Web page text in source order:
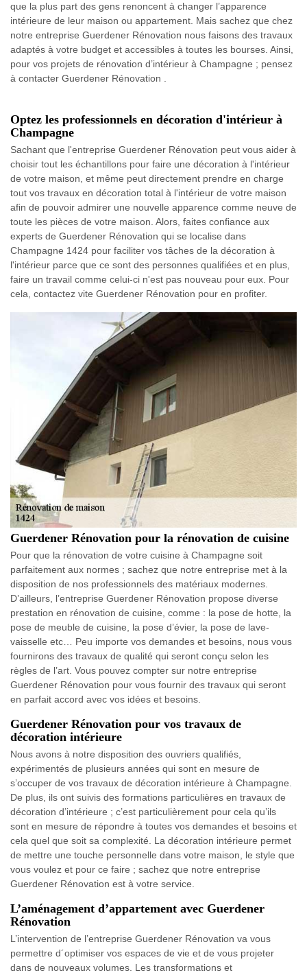
que la plus part des gens renoncent à changer l’apparence
intérieure de leur maison ou appartement. Mais sachez que chez
notre entreprise Guerdener Rénovation nous faisons des travaux
adaptés à votre budget et accessibles à toutes les bourses. Ainsi,
pour vos projets de rénovation d’intérieur à Champagne ; pensez
à contacter Guerdener Rénovation .
Optez les professionnels en décoration d'intérieur à
Champagne
Sachant que l'entreprise Guerdener Rénovation peut vous aider à
choisir tout les échantillons pour faire une décoration à l'intérieur
de votre maison, et même peut directement prendre en charge
tout vos travaux en décoration total à l'intérieur de votre maison
afin de pouvoir admirer une nouvelle apparence comme neuve de
toute les pièces de votre maison. Alors, faites confiance aux
experts de Guerdener Rénovation qui se localise dans
Champagne 1424 pour faciliter vos tâches de la décoration à
l'intérieur parce que ce sont des personnes qualifiées et en plus,
faire un travail comme celui-ci n'est pas nouveau pour eux. Pour
cela, contactez vite Guerdener Rénovation pour en profiter.
Guerdener Rénovation pour la rénovation de cuisine
Pour que la rénovation de votre cuisine à Champagne soit
parfaitement aux normes ; sachez que notre entreprise met à la
disposition de nos professionnels des matériaux modernes.
D’ailleurs, l’entreprise Guerdener Rénovation propose diverse
prestation en rénovation de cuisine, comme : la pose de hotte, la
pose de meuble de cuisine, la pose d’évier, la pose de lave-
vaisselle etc… Peu importe vos demandes et besoins, nous vous
fournirons des travaux de qualité qui seront conçu selon les
règles de l’art. Vous pouvez compter sur notre entreprise
Guerdener Rénovation pour vous fournir des travaux qui seront
en parfait accord avec vos idées et besoins.
Guerdener Rénovation pour vos travaux de
décoration intérieure
Nous avons à notre disposition des ouvriers qualifiés,
expérimentés de plusieurs années qui sont en mesure de
s’occuper de vos travaux de décoration intérieure à Champagne.
De plus, ils ont suivis des formations particulières en travaux de
décoration d’intérieure ; c’est particulièrement pour cela qu’ils
sont en mesure de répondre à toutes vos demandes et besoins et
cela quel que soit sa complexité. La décoration intérieure permet
de mettre une touche personnelle dans votre maison, le style que
vous voulez et pour ce faire ; sachez que notre entreprise
Guerdener Rénovation est à votre service.
L’aménagement d’appartement avec Guerdener
Rénovation
L’intervention de l’entreprise Guerdener Rénovation va vous
permettre d´optimiser vos espaces de vie et de vous projeter
dans de nouveaux volumes. Les transformations et